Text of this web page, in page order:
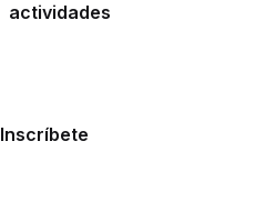
actividades
Inscríbete